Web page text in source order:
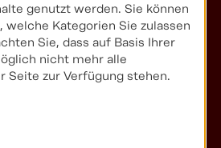
genutzt werden. Sie können
Kategorien Sie zulassen
Sie, dass auf Basis Ihrer
nicht mehr alle
Seite zur Verfügung stehen.